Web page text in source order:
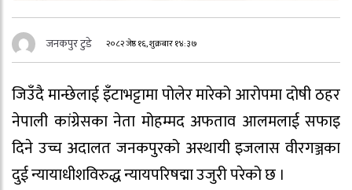
जनकपुर टुडे २०८२ जेष्ठ १६, शुक्रबार १४:३७
जिउँदै मान्छेलाई इँटाभट्टामा पोलेर मारेको आरोपमा दोषी ठहर
नेपाली कांग्रेसका नेता मोहम्मद अफताव आलमलाई सफाइ
दिने उच्च अदालत जनकपुरको अस्थायी इजलास वीरगञ्जका
दुई न्यायाधीशविरुद्ध न्यायपरिषद्मा उजुरी परेको छ ।